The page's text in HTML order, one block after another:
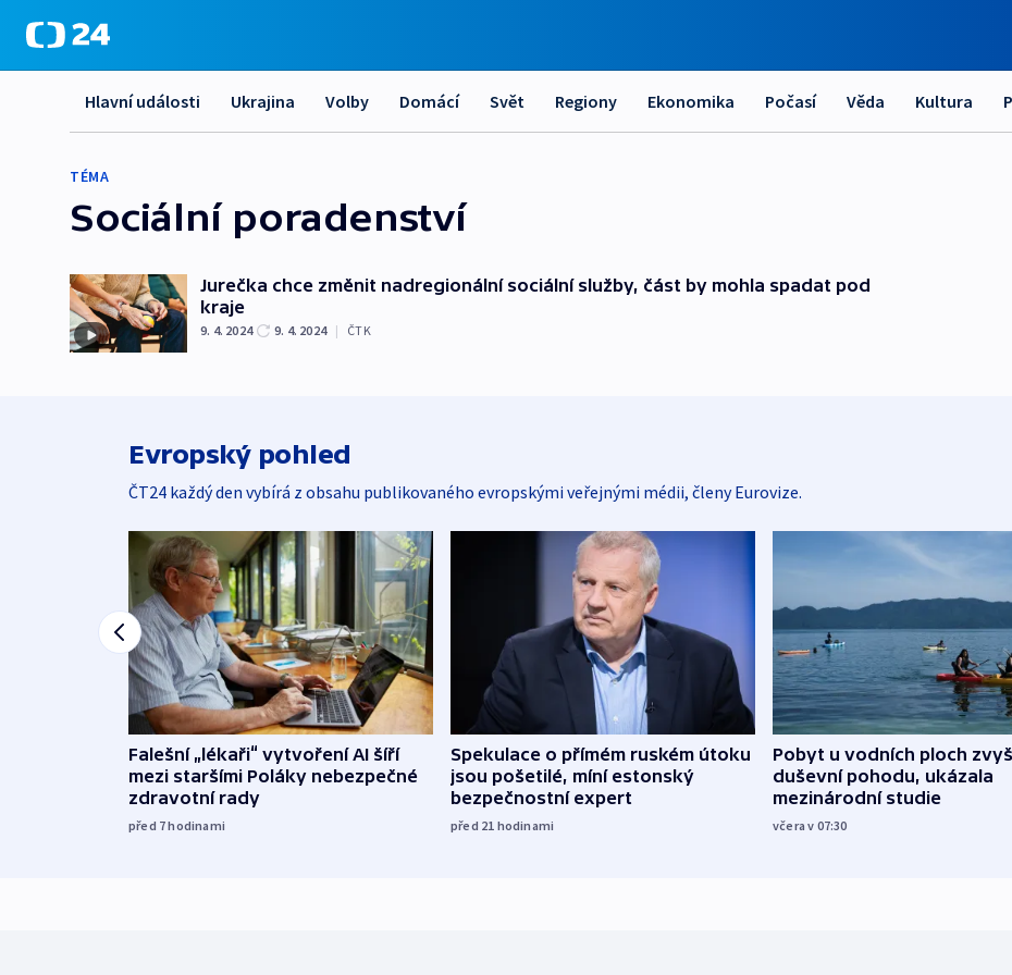
Hlavní události Ukrajina Volby Domácí Svět Regiony Ekonomika Počasí Věda Kultura
TÉMA
Sociální poradenství
Jurečka chce změnit nadregionální sociální služby, část by mohla spadat pod
kraje
9. 4. 2024 9. 4. 2024 | ČTK
Evropský pohled
ČT24 každý den vybírá z obsahu publikovaného evropskými veřejnými médii, členy Eurovize.
Falešní „lékaři“ vytvoření AI šíří
mezi staršími Poláky nebezpečné
zdravotní rady
před 7hodinami
Spekulace o přímém ruském útoku
jsou pošetilé, míní estonský
bezpečnostní expert
před 21 hodinami
Pobyt u vodních ploch
duševní pohodu, ukázala
mezinárodní studie
včera v 07:30